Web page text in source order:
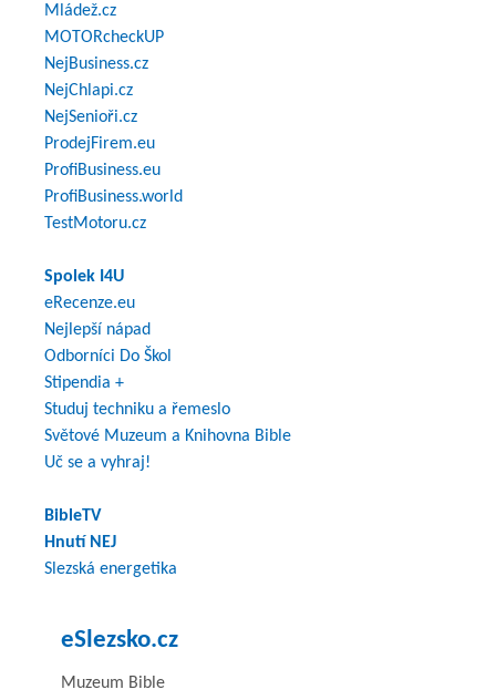
Mládež.cz
MOTORcheckUP
NejBusiness.cz
NejChlapi.cz
NejSenioři.cz
ProdejFirem.eu
ProfiBusiness.eu
ProfiBusiness.world
TestMotoru.cz
Spolek I4U
eRecenze.eu
Nejlepší nápad
Odborníci Do Škol
Stipendia +
Studuj techniku a řemeslo
Světové Muzeum a Knihovna Bible
Uč se a vyhraj!
BibleTV
Hnutí NEJ
Slezská energetika
eSlezsko.cz
Muzeum Bible